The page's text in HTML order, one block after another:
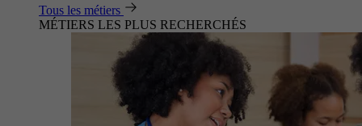
Tous les métiers
MÉTIERS LES PLUS RECHERCHÉS